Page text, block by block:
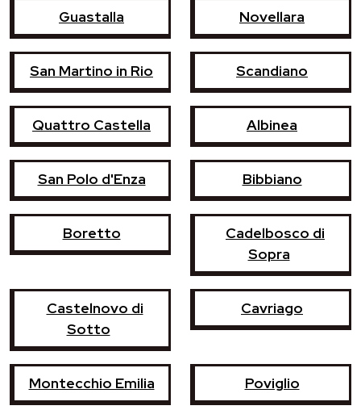
Guastalla Novellara
San Martino in Rio Scandiano
Quattro Castella Albinea
San Polo d'Enza Bibbiano
Boretto
Cadelbosco di
Sopra
Castelnovo di
Sotto
Cavriago
Montecchio Emilia Poviglio